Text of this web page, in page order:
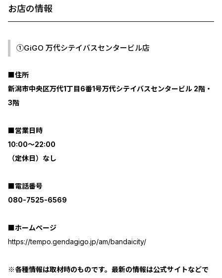
お店の情報
①GiGO 万代シテイバスセンタービル店
■住所
新潟市中央区万代1丁目6番1号万代シテイバスセンタービル 2階・
3階
■営業日時
10:00～22:00
（定休日）なし
■電話番号
080-7525-6569
■ホームページ
https://tempo.gendagigo.jp/am/bandaicity/
※各種情報は取材時のものです。最新の情報は公式サイトなどで